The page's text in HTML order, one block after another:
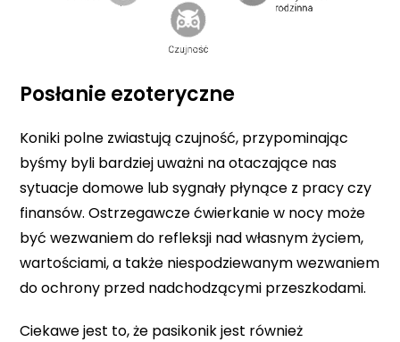
Posłanie ezoteryczne
Koniki polne zwiastują czujność, przypominając
byśmy byli bardziej uważni na otaczające nas
sytuacje domowe lub sygnały płynące z pracy czy
finansów. Ostrzegawcze ćwierkanie w nocy może
być wezwaniem do refleksji nad własnym życiem,
wartościami, a także niespodziewanym wezwaniem
do ochrony przed nadchodzącymi przeszkodami.
Ciekawe jest to, że pasikonik jest również